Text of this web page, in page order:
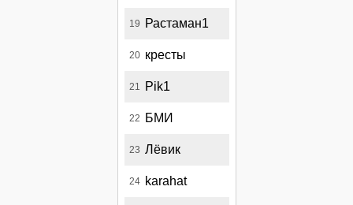
19 Растаман1
20 кресты
21 Pik1
22 БМИ
23 Лёвик
24 karahat